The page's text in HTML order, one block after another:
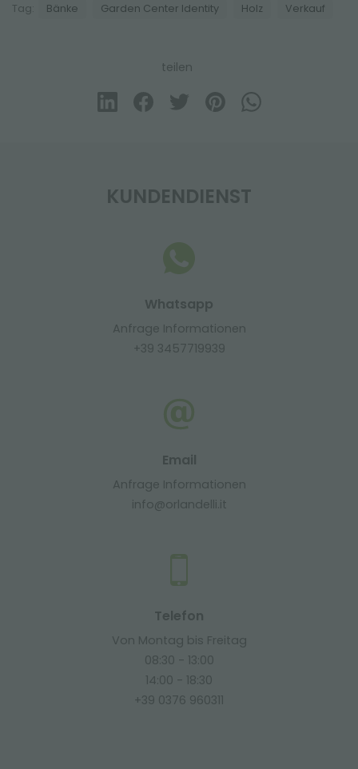
Tag: Bänke Garden Center Identity Holz Verkauf
teilen
KUNDENDIENST
Whatsapp
Anfrage Informationen
+39 3457719939
Email
Anfrage Informationen
info@orlandelli.it
Telefon
Von Montag bis Freitag
08:30 - 13:00
14:00 - 18:30
+39 0376 960311